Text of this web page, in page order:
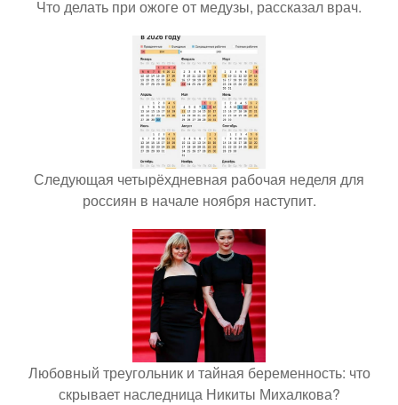
Что делать при ожоге от медузы, рассказал врач.
Следующая четырёхдневная рабочая неделя для
россиян в начале ноября наступит.
Любовный треугольник и тайная беременность: что
скрывает наследница Никиты Михалкова?